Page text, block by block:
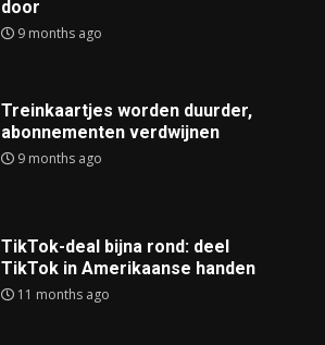
door
9 months ago
Treinkaartjes worden duurder,
abonnementen verdwijnen
9 months ago
TikTok-deal bijna rond: deel
TikTok in Amerikaanse handen
11 months ago